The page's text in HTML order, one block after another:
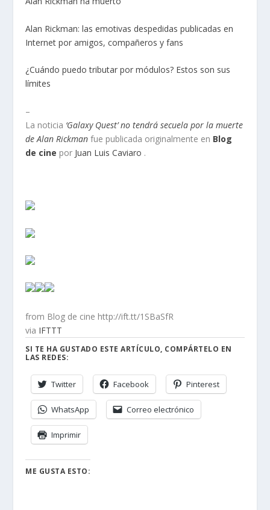
Alan Rickman: las emotivas despedidas publicadas en
Internet por amigos, compañeros y fans
¿Cuándo puedo tributar por módulos? Estos son sus
límites
–
La noticia ‘Galaxy Quest’ no tendrá secuela por la muerte
de Alan Rickmanfue publicada originalmente en Blog
de cine por Juan Luis Caviaro .
from Blog de cine http://ift.tt/1SBaSfR
via IFTTT
SI TE HA GUSTADO ESTE ARTÍCULO, COMPÁRTELO EN
LAS REDES:
Twitter Facebook Pinterest
WhatsApp Correo electrónico
Imprimir
ME GUSTA ESTO: